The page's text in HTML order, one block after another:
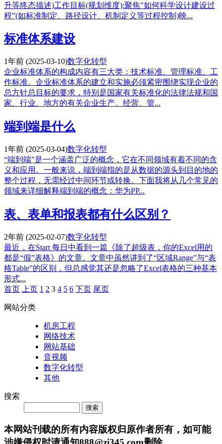
升等终态描述)工作目标(规划维度):聚焦"如何科学设计建设过
程”(如标准制定、路径设计、机制定义等过程控制)映...
标准体系建设
1年前 (2025-03-10)数字化转型
企业标准体系的构成内容有三大类：技术标准、管理标准、工
作标准。企业标准体系的建立和实施必须紧密围绕实现企业的
总方针总目标的要求，特别是国家有关标准化的法律法规和国
家、行业、地方的有关企业生产、经营、管...
端到端是什么
1年前 (2025-03-04)数字化转型
“端到端”是一个涵盖广泛的概念，它在不同领域有着不同的含
义和应用。一般来说，端到端指的是从数据的源头到目的地的
整个过程，无需经过中间环节或转换。下面我将从几个常见的
领域来详细解释端到端的概念：华为PP...
表、表单和报表都有什么区别？
2年前 (2025-02-07)数字化转型
最近，在Start 每日中看到一篇《除了超级表，你的Excel用的
都是“假”表格》的文章。文章中虽然讲到了“区域Range”与“表
格Table”的区别，但总感觉其还是忽略了Excel表格的三种基本
形式...
首页
上页 1 2 3 4 5 6 下页 尾页
网站分类
机房工程
网络技术
网站基础
音视频
数字化转型
其他
搜索
本网站刊载的所有内容版权归原作者所有，如可能